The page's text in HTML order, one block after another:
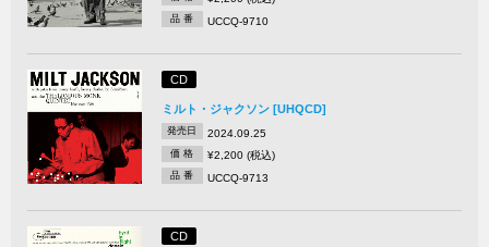
品 番 UCCQ-9710
CD
ミルト・ジャクソン [UHQCD]
発売日 2024.09.25
価 格 ¥2,200 (税込)
品 番 UCCQ-9713
CD